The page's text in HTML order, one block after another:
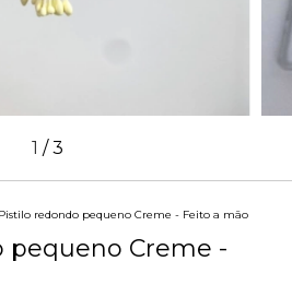
1 /3
Pistilo redondo pequeno Creme - Feito a mão
pequeno Creme -